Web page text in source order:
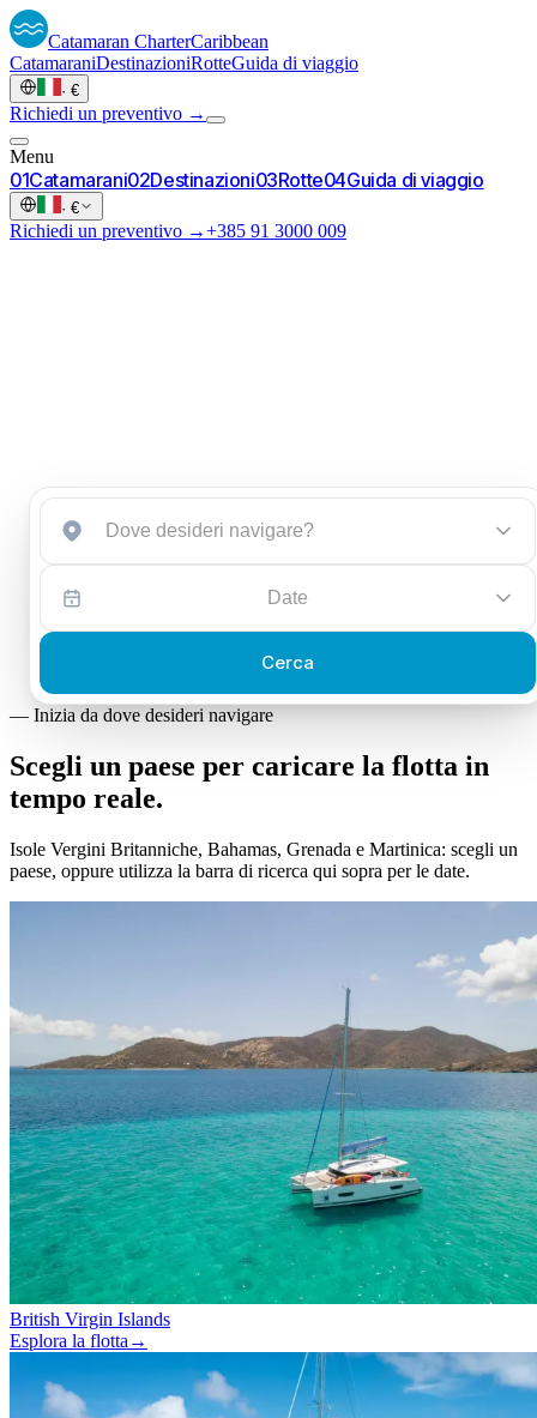
Catamaran CharterCaribbean
CatamaraniDestinazioniRotteGuida di viaggio
· €
Richiedi un preventivo →
Menu
01Catamarani02Destinazioni03Rotte04Guida di viaggio
· €
Richiedi un preventivo →+385 91 3000 009
Avvia un briefing→
Date
Cerca
— Inizia da dove desideri navigare
Scegli un paese per caricare la flotta in
tempo reale.
Isole Vergini Britanniche, Bahamas, Grenada e Martinica: scegli un
paese, oppure utilizza la barra di ricerca qui sopra per le date.
British Virgin Islands
Esplora la flotta →